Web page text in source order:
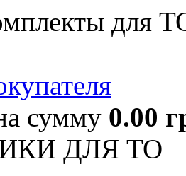
для
сумму 0.00
ДЛЯ ТО